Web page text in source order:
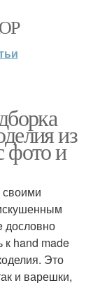
из
фото и
дословно
к hand made
Это
и варешки,